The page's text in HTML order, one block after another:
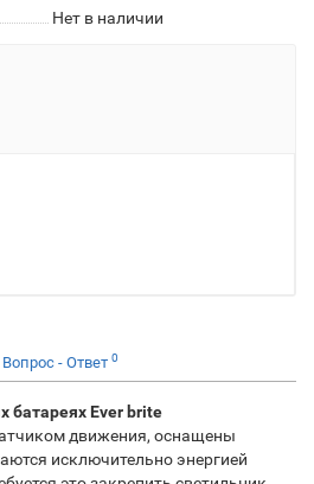
Нет в наличии
Вопрос - Ответ 0
батареях Ever brite
движения, оснащены
исключительно энергией